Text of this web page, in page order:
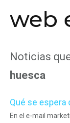
web
Noticias
huesca
Qué se espera
En el e-mail